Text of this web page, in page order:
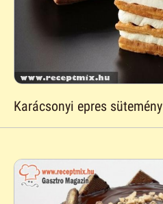
Karácsonyi epres sütemény